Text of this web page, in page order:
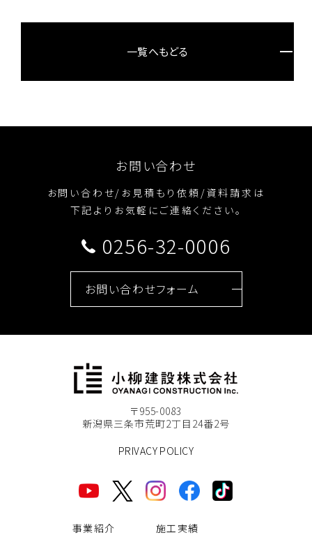
一覧へもどる
お問い合わせ
お問い合わせ/お見積もり依頼/資料請求は
下記よりお気軽にご連絡ください。
0256-32-0006
お問い合わせフォーム
〒955-0083
新潟県三条市荒町2丁目24番2号
PRIVACY POLICY
事業紹介 施工実績